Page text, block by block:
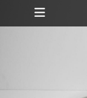
Menu
Aller
au